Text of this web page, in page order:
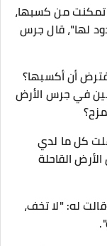
تمكنت من كسبها،
لها"، قال جرس
أن أكسبها؟
في جرس الأرض
كل ما لدي
القاحلة
له: "لا تخف،